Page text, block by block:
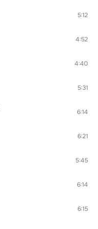
5:12
4:52
4:40
5:31
6:14
6:21
5:45
6:14
6:15